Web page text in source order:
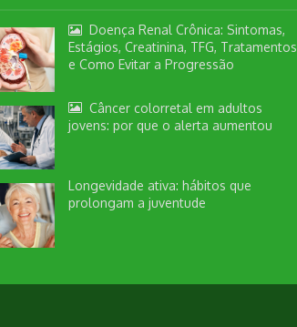
Doença Renal Crônica: Sintomas,
Estágios, Creatinina, TFG, Tratamentos
e Como Evitar a Progressão
Câncer colorretal em adultos
jovens: por que o alerta aumentou
Longevidade ativa: hábitos que
prolongam a juventude